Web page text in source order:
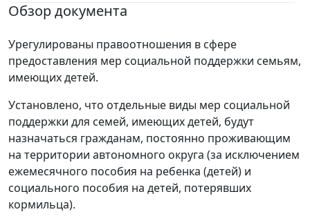
Обзор документа
Урегулированы правоотношения в сфере
предоставления мер социальной поддержки семьям,
имеющих детей.
Установлено, что отдельные виды мер социальной
поддержки для семей, имеющих детей, будут
назначаться гражданам, постоянно проживающим
на территории автономного округа (за исключением
ежемесячного пособия на ребенка (детей) и
социального пособия на детей, потерявших
кормильца).